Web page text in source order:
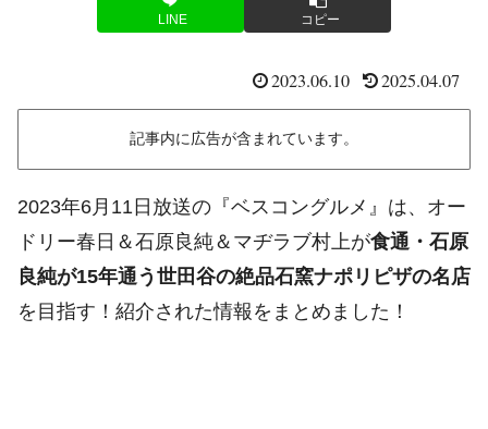
LINE コピー
2023.06.10 2025.04.07
記事内に広告が含まれています。
2023年6月11日放送の『ベスコングルメ』は、オー
ドリー春日＆石原良純＆マヂラブ村上が食通・石原
良純が15年通う世田谷の絶品石窯ナポリピザの名店
を目指す！紹介された情報をまとめました！